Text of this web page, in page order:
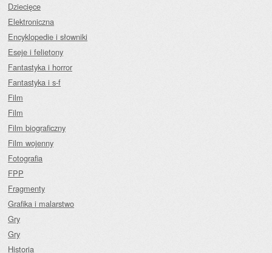
Dziecięce
Elektroniczna
Encyklopedie i słowniki
Eseje i felietony
Fantastyka i horror
Fantastyka i s-f
Film
Film
Film biograficzny
Film wojenny
Fotografia
FPP
Fragmenty
Grafika i malarstwo
Gry
Gry
Historia